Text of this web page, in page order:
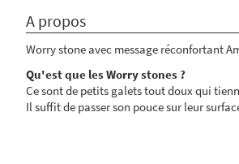
A propos
Worry stone avec message réconfortant
Qu'est que les Worry stones ?
Ce sont de petits galets tout doux qui
Il suffit de passer son pouce sur leur